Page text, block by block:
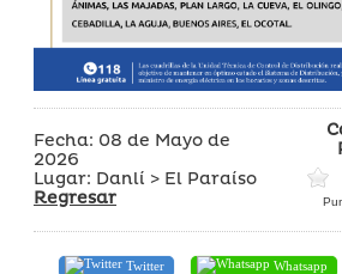
Fecha: 08 de Mayo de
2026
Lugar: Danlí > El Paraíso
Regresar
Twitter Whatsapp